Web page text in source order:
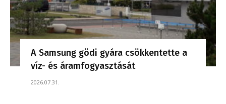
A Samsung gödi gyára csökkentette a
víz- és áramfogyasztását
2026.07.31.